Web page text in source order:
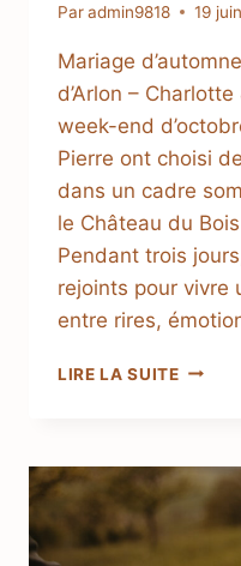
Paradmin9818 19
Mariage
d’Arlon –
week-end
Pierre ont choisi
dans un cadre
le Château du
Pendant trois
rejoints pour vivre
entre rires,
LIRE LA SUITE